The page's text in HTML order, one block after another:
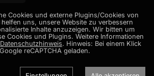
Cookies und externe Plugins/Cookies von
uns, unsere Website zu verbessern
Inhalte anzuzeigen. Wir bitten um
Cookies und Plugins. Weitere Informationen
Datenschutzhinweis. Hinweis: Bei einem Klick
reCAPTCHA geladen.